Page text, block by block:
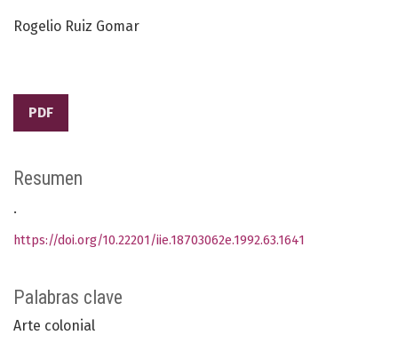
Rogelio Ruiz Gomar
PDF
Palabras clave
Arte colonial
Resumen
.
https://doi.org/10.22201/iie.18703062e.1992.63.1641